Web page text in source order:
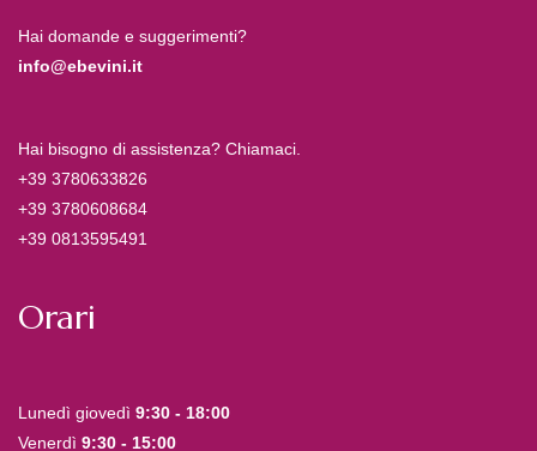
Hai domande e suggerimenti?
info@ebevini.it
Hai bisogno di assistenza? Chiamaci.
+39 3780633826
+39 3780608684
+39 0813595491
Orari
Lunedì giovedì 9:30 - 18:00
Venerdì 9:30 - 15:00